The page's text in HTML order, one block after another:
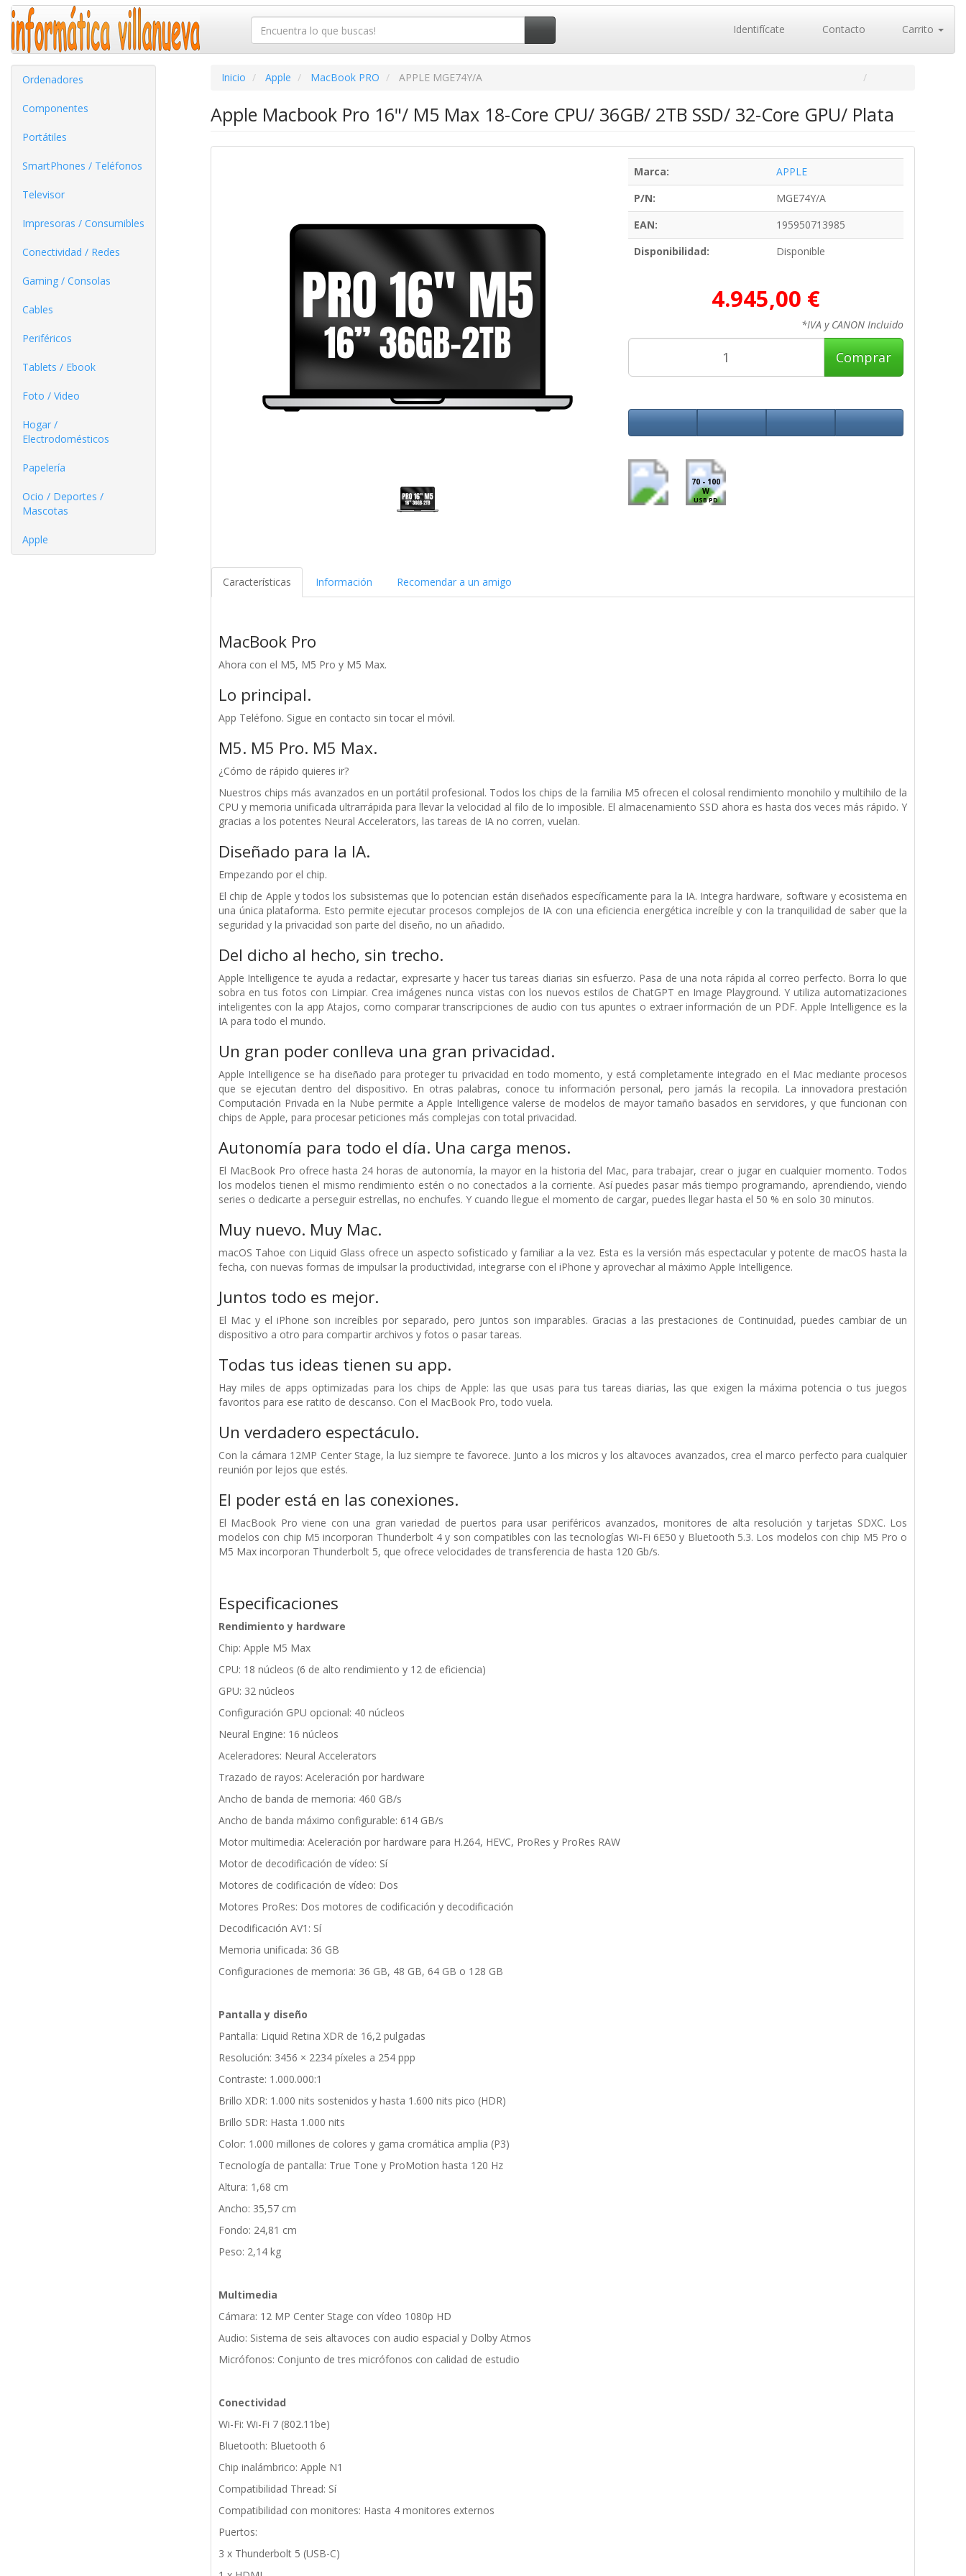
Identifícate Contacto Carrito
Ordenadores
Componentes
Portátiles
SmartPhones / Teléfonos
Televisor
Impresoras / Consumibles
Conectividad / Redes
Gaming / Consolas
Cables
Periféricos
Tablets / Ebook
Foto / Video
Hogar /
Electrodomésticos
Papelería
Ocio / Deportes /
Mascotas
Apple
Inicio Apple MacBook PRO APPLE MGE74Y/A
Apple Macbook Pro 16"/ M5 Max 18-Core CPU/ 36GB/ 2TB SSD/ 32-Core GPU/ Plata
Marca:
APPLE
P/N:
MGE74Y/A
EAN:
195950713985
Disponibilidad:
Disponible
4.945,00 €
*IVA y CANON Incluido
Comprar
70 - 100
W
USB PD
Características Información Recomendar a un amigo
MacBook Pro
Ahora con el M5, M5 Pro y M5 Max.
Lo principal.
App Teléfono. Sigue en contacto sin tocar el móvil.
M5. M5 Pro. M5 Max.
¿Cómo de rápido quieres ir?
Nuestros chips más avanzados en un portátil profesional. Todos los chips de la familia M5 ofrecen el colosal rendi­miento monohilo y multihilo de la
CPU y memoria unificada ultrarrápida para llevar la velocidad al filo de lo imposible. El almacena­miento SSD ahora es hasta dos veces más rápido. Y
gracias a los potentes Neural Accelerators, las tareas de IA no corren, vuelan.
Diseñado para la IA.
Empezando por el chip.
El chip de Apple y todos los subsistemas que lo potencian están diseñados específicamente para la IA. Integra hardware, software y ecosistema en
una única plataforma. Esto permite ejecutar procesos complejos de IA con una eficiencia energética increíble y con la tranquilidad de saber que la
seguridad y la privacidad son parte del diseño, no un añadido.
Del dicho al hecho, sin trecho.
Apple Intelligence te ayuda a redactar, expresarte y hacer tus tareas diarias sin esfuerzo. Pasa de una nota rápida al correo perfecto. Borra lo que
sobra en tus fotos con Limpiar. Crea imágenes nunca vistas con los nuevos estilos de ChatGPT en Image Playground. Y utiliza automatiza­ciones
inteligentes con la app Atajos, como comparar transcripciones de audio con tus apuntes o extraer información de un PDF. Apple Intelligence es la
IA para todo el mundo.
Un gran poder conlleva una gran privacidad.
Apple Intelligence se ha diseñado para proteger tu privacidad en todo momento, y está completamente integrado en el Mac mediante procesos
que se ejecutan dentro del dispositivo. En otras palabras, conoce tu información personal, pero jamás la recopila. La innovadora prestación
Computación Privada en la Nube permite a Apple Intelligence valerse de modelos de mayor tamaño basados en servidores, y que funcionan con
chips de Apple, para procesar peticiones más complejas con total privacidad.
Autonomía para todo el día. Una carga menos.
El MacBook Pro ofrece hasta 24 horas de autonomía, la mayor en la historia del Mac, para trabajar, crear o jugar en cualquier momento. Todos
los modelos tienen el mismo rendimiento estén o no conectados a la corriente. Así puedes pasar más tiempo programando, aprendiendo, viendo
series o dedicarte a perseguir estrellas, no enchufes. Y cuando llegue el momento de cargar, puedes llegar hasta el 50 % en solo 30 minutos.
Muy nuevo. Muy Mac.
macOS Tahoe con Liquid Glass ofrece un aspecto sofisticado y familiar a la vez. Esta es la versión más espectacular y potente de macOS hasta la
fecha, con nuevas formas de impulsar la producti­vidad, integrarse con el iPhone y aprovechar al máximo Apple Intelligence.
Juntos todo es mejor.
El Mac y el iPhone son increíbles por separado, pero juntos son imparables. Gracias a las prestaciones de Continuidad, puedes cambiar de un
dispositivo a otro para compartir archivos y fotos o pasar tareas.
Todas tus ideas tienen su app.
Hay miles de apps optimizadas para los chips de Apple: las que usas para tus tareas diarias, las que exigen la máxima potencia o tus juegos
favoritos para ese ratito de descanso. Con el MacBook Pro, todo vuela.
Un verdadero espectáculo.
Con la cámara 12MP Center Stage, la luz siempre te favorece. Junto a los micros y los altavoces avanzados, crea el marco perfecto para cualquier
reunión por lejos que estés.
El poder está en las conexiones.
El MacBook Pro viene con una gran variedad de puertos para usar periféricos avanzados, monitores de alta resolución y tarjetas SDXC. Los
modelos con chip M5 incorporan Thunderbolt 4 y son compatibles con las tecnologías Wi‑Fi 6E50 y Bluetooth 5.3. Los modelos con chip M5 Pro o
M5 Max incorporan Thunderbolt 5, que ofrece velocidades de transferencia de hasta 120 Gb/s.
Especificaciones
Rendimiento y hardware
Chip: Apple M5 Max
CPU: 18 núcleos (6 de alto rendimiento y 12 de eficiencia)
GPU: 32 núcleos
Configuración GPU opcional: 40 núcleos
Neural Engine: 16 núcleos
Aceleradores: Neural Accelerators
Trazado de rayos: Aceleración por hardware
Ancho de banda de memoria: 460 GB/s
Ancho de banda máximo configurable: 614 GB/s
Motor multimedia: Aceleración por hardware para H.264, HEVC, ProRes y ProRes RAW
Motor de decodificación de vídeo: Sí
Motores de codificación de vídeo: Dos
Motores ProRes: Dos motores de codificación y decodificación
Decodificación AV1: Sí
Memoria unificada: 36 GB
Configuraciones de memoria: 36 GB, 48 GB, 64 GB o 128 GB
Pantalla y diseño
Pantalla: Liquid Retina XDR de 16,2 pulgadas
Resolución: 3456 × 2234 píxeles a 254 ppp
Contraste: 1.000.000:1
Brillo XDR: 1.000 nits sostenidos y hasta 1.600 nits pico (HDR)
Brillo SDR: Hasta 1.000 nits
Color: 1.000 millones de colores y gama cromática amplia (P3)
Tecnología de pantalla: True Tone y ProMotion hasta 120 Hz
Altura: 1,68 cm
Ancho: 35,57 cm
Fondo: 24,81 cm
Peso: 2,14 kg
Multimedia
Cámara: 12 MP Center Stage con vídeo 1080p HD
Audio: Sistema de seis altavoces con audio espacial y Dolby Atmos
Micrófonos: Conjunto de tres micrófonos con calidad de estudio
Conectividad
Wi-Fi: Wi-Fi 7 (802.11be)
Bluetooth: Bluetooth 6
Chip inalámbrico: Apple N1
Compatibilidad Thread: Sí
Compatibilidad con monitores: Hasta 4 monitores externos
Puertos:
3 x Thunderbolt 5 (USB-C)